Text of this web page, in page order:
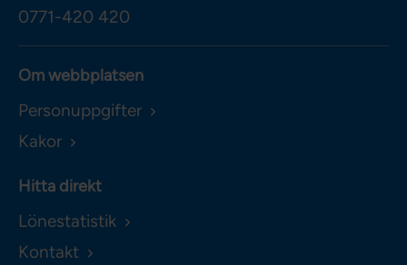
0771-420 420
Om webbplatsen
Personuppgifter
Kakor
Hitta direkt
Lönestatistik
Kontakt